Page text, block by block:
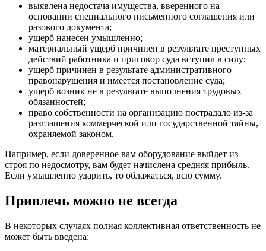
выявлена ​​недостача имущества, вверенного на
основании специального письменного соглашения или
разового документа;
ущерб нанесен умышленно;
материальный ущерб причинен в результате преступных
действий работника и приговор суда вступил в силу;
ущерб причинен в результате административного
правонарушения и имеется постановление суда;
ущерб возник не в результате выполнения трудовых
обязанностей;
право собственности на организацию пострадало из-за
разглашения коммерческой или государственной тайны,
охраняемой законом.
Например, если доверенное вам оборудование выйдет из
строя по недосмотру, вам будет начислена средняя прибыль.
Если умышленно ударить, то облажаться, всю сумму.
Привлечь можно не всегда
В некоторых случаях полная коллективная ответственность не
может быть введена: